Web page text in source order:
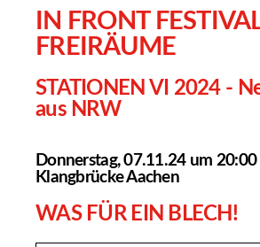
IN FRONT
FREIRÄUME
STATIONEN VI 2024 -
aus NRW
Donnerstag, 07.11.24 um
Klangbrücke Aachen
WAS FÜR EIN BLECH!